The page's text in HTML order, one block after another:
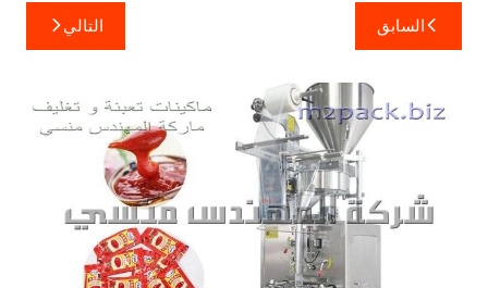
تصفّح
المقالات
السابق التالي